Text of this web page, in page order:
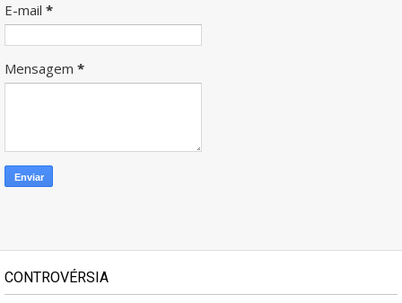
E-mail *
Mensagem *
CONTROVÉRSIA